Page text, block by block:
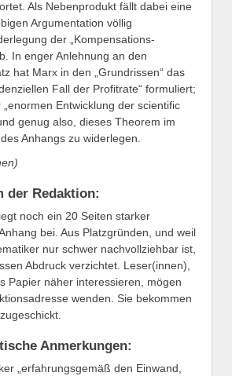
Als Nebenprodukt fällt dabei eine
Argumentation völlig
der „Kompensations-
In enger Anlehnung an den
hat Marx in den „Grundrissen“ das
Fall der Profitrate“ formuliert;
Entwicklung der scientific
genug also, dieses Theorem im
Anhangs zu widerlegen.
der Redaktion:
noch ein 20 Seiten starker
bei. Aus Platzgründen, und weil
nur schwer nachvollziehbar ist,
Abdruck verzichtet. Leser(innen),
Papier näher interessieren, mögen
wenden. Sie bekommen
Anmerkungen:
„erfahrungsgemäß den Einwand,